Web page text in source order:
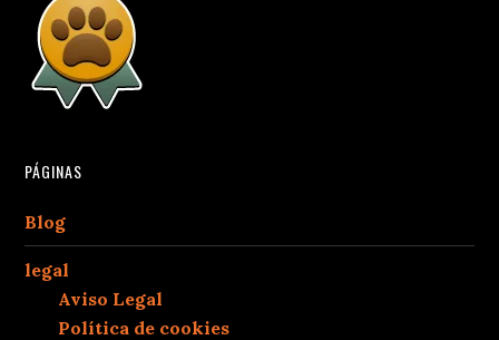
PÁGINAS
Blog
legal
Aviso Legal
Política de cookies